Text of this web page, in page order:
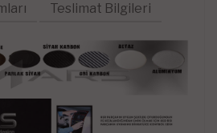
Teslimat Bilgileri